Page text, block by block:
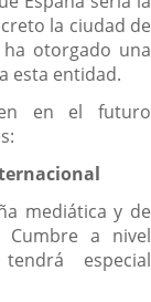
la ciudad de
ha otorgado una
esta entidad.
en el futuro
mediática y de
a nivel
especial